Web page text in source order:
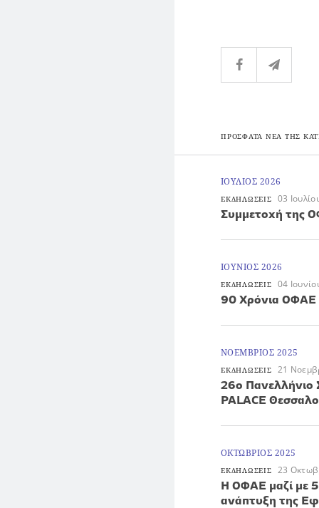
ΠΡΟΣΦΑΤΑ ΝΕΑ ΤΗΣ
ΙΟΥΛΙΟΣ 2026
ΕΚΔΗΛΩΣΕΙΣ 03
Συμμετοχή της
ΙΟΥΝΙΟΣ 2026
ΕΚΔΗΛΩΣΕΙΣ 04
90 Χρόνια ΟΦΑΕ
ΝΟΕΜΒΡΙΟΣ 2025
ΕΚΔΗΛΩΣΕΙΣ 21
26ο Πανελλήνιο
PALACE
ΟΚΤΩΒΡΙΟΣ 2025
ΕΚΔΗΛΩΣΕΙΣ 23
Η ΟΦΑΕ μαζί με
ανάπτυξη της